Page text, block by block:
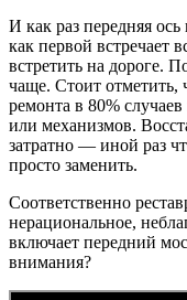
И как раз передняя
как первой встречает
встретить на дороге.
чаще. Стоит отметить,
ремонта в 80%
или механизмов.
затратно — иной раз
просто заменить.
Соответственно
нерациональное,
включает передний
внимания?